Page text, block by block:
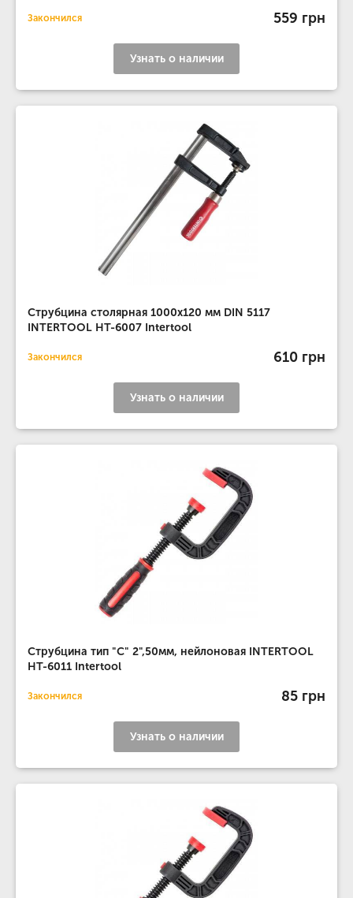
Закончился 559 грн
Узнать о наличии
Струбцина столярная 1000x120 мм DIN 5117
INTERTOOL HT-6007 Intertool
Закончился 610 грн
Узнать о наличии
Струбцина тип "C" 2",50мм, нейлоновая INTERTOOL
HT-6011 Intertool
Закончился 85 грн
Узнать о наличии